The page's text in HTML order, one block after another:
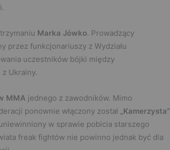
Marka Jówko. Prowadzący
przez funkcjonariuszy z Wydziału
uczestników bójki między
Ukrainy.
MMA jednego z zawodników. Mimo
ponownie włączony został „Kamerzysta”
w sprawie pobicia starszego
freak fightów nie powinno jednak być dla